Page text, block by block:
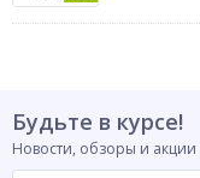
Будьте в курсе!
Новости, обзоры и акции